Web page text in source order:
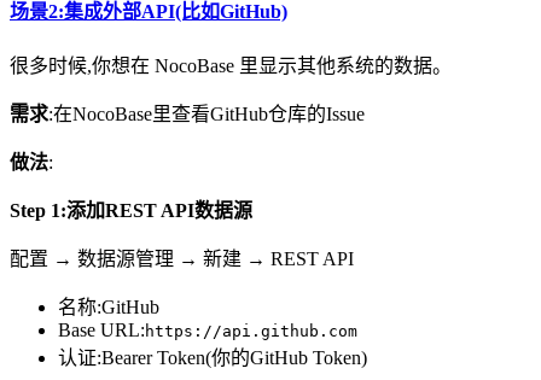
场景2:集成外部API(比如GitHub)
很多时候,你想在 NocoBase 里显示其他系统的数据。
需求:在NocoBase里查看GitHub仓库的Issue
做法:
Step 1:添加REST API数据源
配置 → 数据源管理 → 新建 → REST API
名称:GitHub
Base URL: https://api.github.com
认证:Bearer Token(你的GitHub Token)